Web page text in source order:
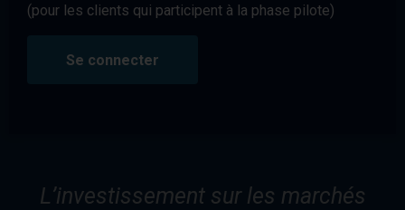
(pour les clients qui participent à la phase pilote)
Se connecter
L’investissement sur les marchés